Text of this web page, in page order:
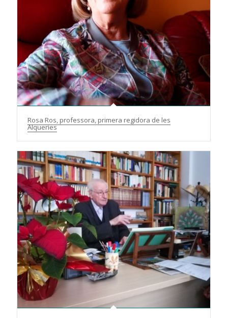
Rosa Ros, professora, primera regidora de les
Alqueries